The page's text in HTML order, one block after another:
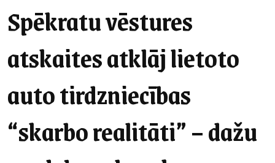
Spēkratu vēstures
atskaites atklāj lietoto
auto tirdzniecības
“skarbo realitāti” – dažu